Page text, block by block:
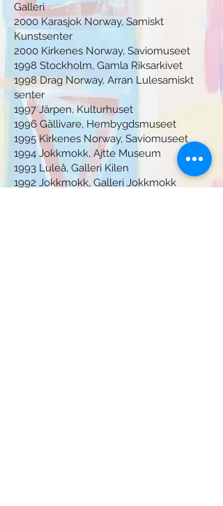
Galleri
2000 Karasjok Norway, Samiskt
Kunstsenter
2000 Kirkenes Norway, Saviomuseet
1998 Stockholm, Gamla Riksarkivet
1998 Drag Norway, Arran Lulesamiskt
senter
1997 Järpen, Kulturhuset
1996 Gällivare, Hembygdsmuseet
1995 Kirkenes Norway, Saviomuseet
1994 Jokkmokk, Ajtte Museum
1993 Luleå, Galleri Kilen
1992 Jokkmokk, Galleri Jokkmokk